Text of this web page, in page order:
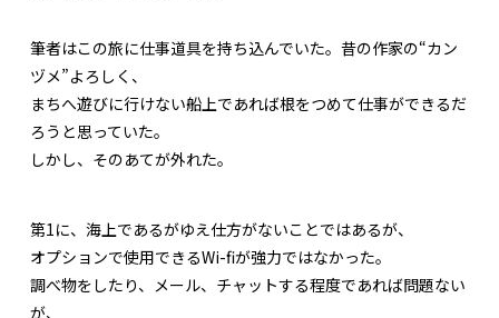
筆者はこの旅に仕事道具を持ち込んでいた。昔の作家の“カン
ヅメ”よろしく、
まちへ遊びに行けない船上であれば根をつめて仕事ができるだ
ろうと思っていた。
しかし、そのあてが外れた。
第1に、海上であるがゆえ仕方がないことではあるが、
オプションで使用できるWi-fiが強力ではなかった。
調べ物をしたり、メール、チャットする程度であれば問題ない
が、